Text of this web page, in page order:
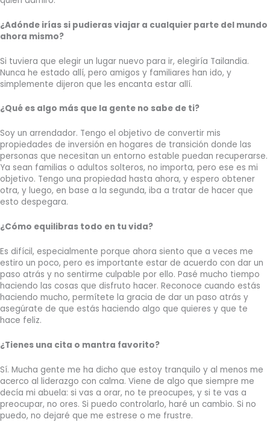
¿Adónde irías si pudieras viajar a cualquier parte del mundo
ahora mismo?
Si tuviera que elegir un lugar nuevo para ir, elegiría Tailandia.
Nunca he estado allí, pero amigos y familiares han ido, y
simplemente dijeron que les encanta estar allí.
¿Qué es algo más que la gente no sabe de ti?
Soy un arrendador. Tengo el objetivo de convertir mis
propiedades de inversión en hogares de transición donde las
personas que necesitan un entorno estable puedan recuperarse.
Ya sean familias o adultos solteros, no importa, pero ese es mi
objetivo. Tengo una propiedad hasta ahora, y espero obtener
otra, y luego, en base a la segunda, iba a tratar de hacer que
esto despegara.
¿Cómo equilibras todo en tu vida?
Es difícil, especialmente porque ahora siento que a veces me
estiro un poco, pero es importante estar de acuerdo con dar un
paso atrás y no sentirme culpable por ello. Pasé mucho tiempo
haciendo las cosas que disfruto hacer. Reconoce cuando estás
haciendo mucho, permítete la gracia de dar un paso atrás y
asegúrate de que estás haciendo algo que quieres y que te
hace feliz.
¿Tienes una cita o mantra favorito?
Sí. Mucha gente me ha dicho que estoy tranquilo y al menos me
acerco al liderazgo con calma. Viene de algo que siempre me
decía mi abuela: si vas a orar, no te preocupes, y si te vas a
preocupar, no ores. Si puedo controlarlo, haré un cambio. Si no
puedo, no dejaré que me estrese o me frustre.